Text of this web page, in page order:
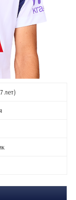
лет)